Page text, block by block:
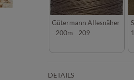
Gütermann Allesnäher
- 200m - 209
DETAILS